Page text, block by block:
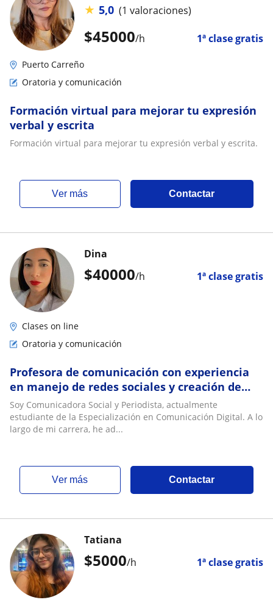
$45000/h 1ª clase gratis
★ 5,0 (1 valoraciones)
Puerto Carreño
Oratoria y comunicación
Formación virtual para mejorar tu expresión
verbal y escrita
Formación virtual para mejorar tu expresión verbal y escrita.
ver más Contactar
$40000/h 1ª clase gratis
Dina
Clases on line
Oratoria y comunicación
Profesora de comunicación con experiencia
en manejo de redes sociales y creación de
contenido
Soy Comunicadora Social y Periodista, actualmente
estudiante de la Especialización en Comunicación Digital. A lo
largo de mi carrera, he ad...
ver más Contactar
$5000/h 1ª clase gratis
Tatiana